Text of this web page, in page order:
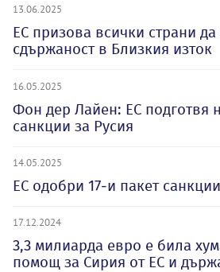
13.06.2025
ЕС призова всички страни
сдържаност в Близкия изток
16.05.2025
Фон дер Лайен: ЕС подготвя
санкции за Русия
14.05.2025
ЕС одобри 17-и пакет
17.12.2024
3,3 милиарда евро е била
помощ за Сирия от ЕС и